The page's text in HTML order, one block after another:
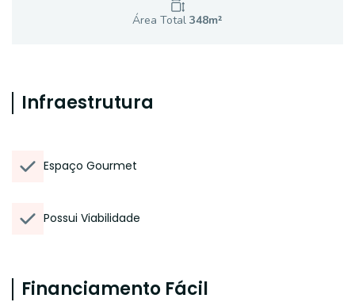
Área Total 348m²
Infraestrutura
Espaço Gourmet
Possui Viabilidade
Financiamento Fácil